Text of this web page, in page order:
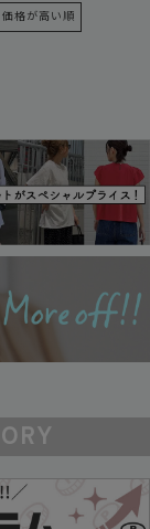
価格が高い順